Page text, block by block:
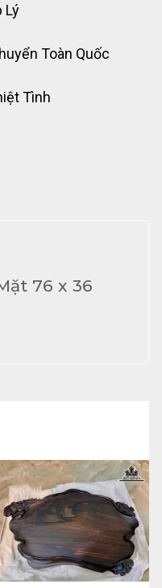
Lý
Toàn Quốc
Tình
76 x 36